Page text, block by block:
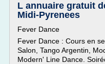
L annuaire gratuit
Midi-Pyrenees
Fever Dance
Fever Dance : Cours en
Salon, Tango Argentin,
Modern' Line Dance.